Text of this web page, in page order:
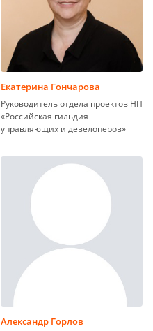
Екатерина Гончарова
Руководитель отдела проектов НП
«Российская гильдия
управляющих и девелоперов»
Александр Горлов